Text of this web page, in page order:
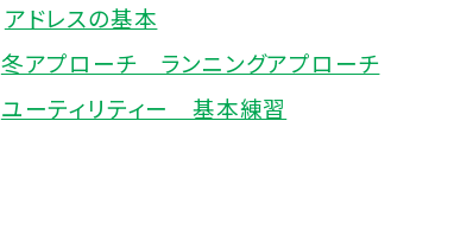
アドレスの基本
冬アプローチ ランニングアプローチ
ユーティリティー 基本練習